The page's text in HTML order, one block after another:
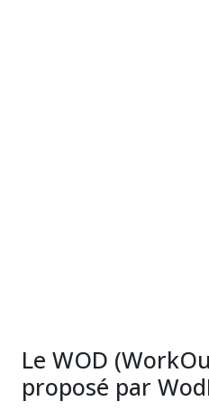
Le WOD
proposé par